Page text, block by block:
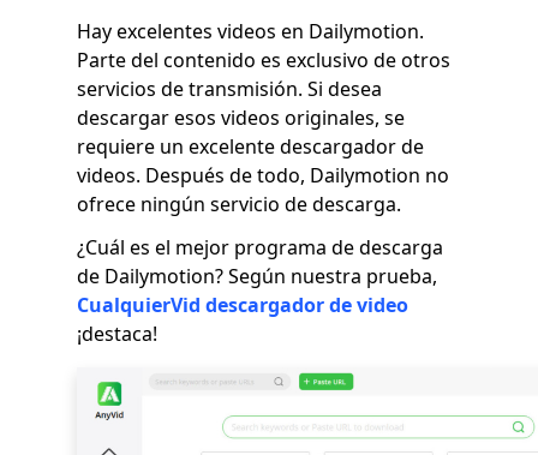
Hay excelentes videos en Dailymotion.
Parte del contenido es exclusivo de otros
servicios de transmisión. Si desea
descargar esos videos originales, se
requiere un excelente descargador de
videos. Después de todo, Dailymotion no
ofrece ningún servicio de descarga.
¿Cuál es el mejor programa de descarga
de Dailymotion? Según nuestra prueba,
CualquierVid descargador de video
¡destaca!